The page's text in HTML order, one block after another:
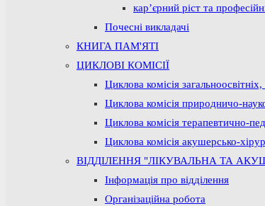
кар’єрний ріст та
Почесні викладачі
КНИГА ПАМ'ЯТІ
ЦИКЛОВІ КОМІСІЇ
Циклова комісія
Циклова комісія природничо-
Циклова комісія терапевтично-
Циклова комісія акушерсько-
ВІДДІЛЕННЯ "ЛІКУВАЛЬНА ТА
Інформація про відділення
Організаційна робота